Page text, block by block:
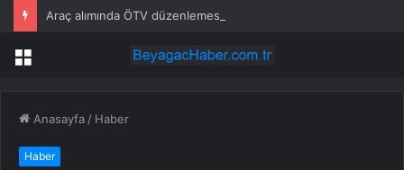
Menü
Anasayfa / Haber
Haber